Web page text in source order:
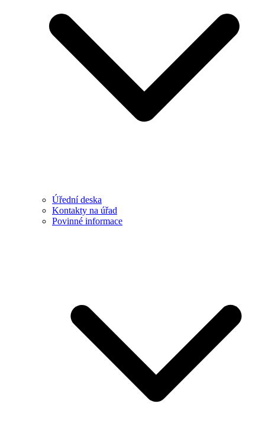
Úřední deska
Kontakty na úřad
Povinné informace